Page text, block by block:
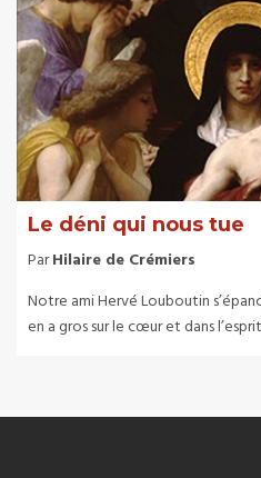
Le déni qui nous tue
ParHilaire de Crémiers
Notre ami Hervé Louboutin
en a gros sur le cœur et dans